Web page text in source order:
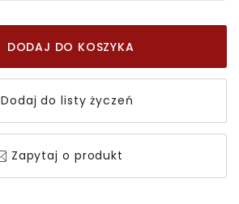
DODAJ DO KOSZYKA
Dodaj do listy życzeń
Zapytaj o produkt